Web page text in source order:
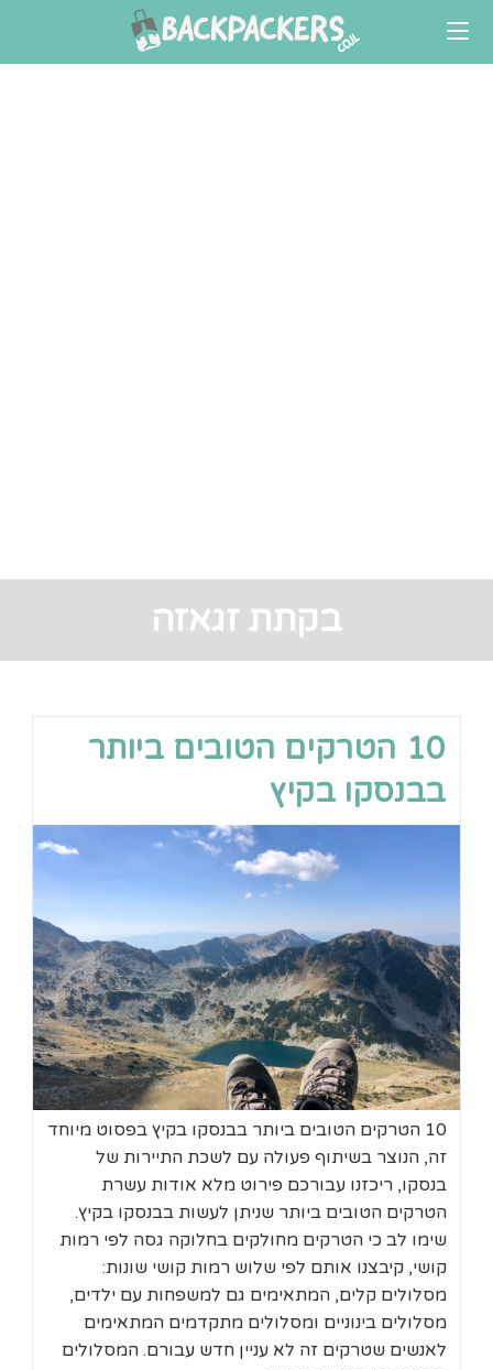
content
בקתת זגאזה
10 הטרקים הטובים ביותר
בבנסקו בקיץ
10 הטרקים הטובים ביותר בבנסקו בקיץ בפסוט מיוחד
זה, הנוצר בשיתוף פעולה עם לשכת התיירות של
בנסקו, ריכזנו עבורכם פירוט מלא אודות עשרת
הטרקים הטובים ביותר שניתן לעשות בבנסקו בקיץ.
שימו לב כי הטרקים מחולקים בחלוקה גסה לפי רמות
קושי, קיבצנו אותם לפי שלוש רמות קושי שונות:
מסלולים קלים, המתאימים גם למשפחות עם ילדים,
מסלולים בינוניים ומסלולים מתקדמים המתאימים
לאנשים שטרקים זה לא עניין חדש עבורם. המסלולים